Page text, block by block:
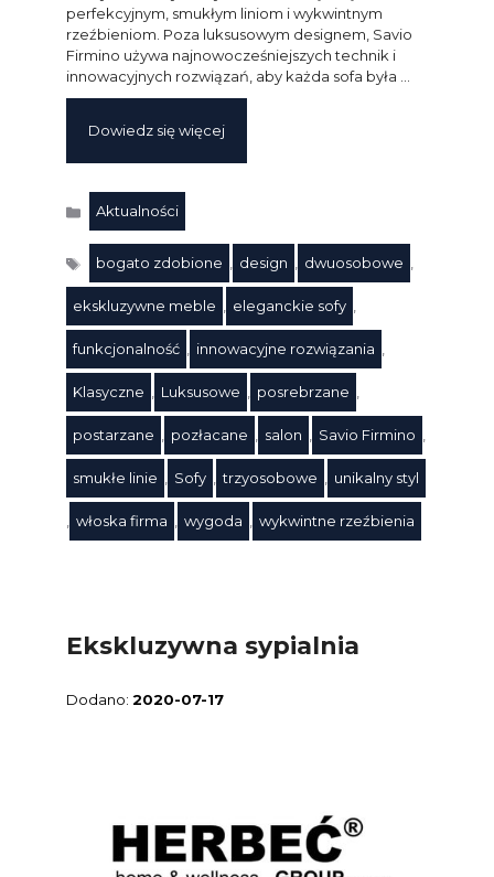
perfekcyjnym, smukłym liniom i wykwintnym
rzeźbieniom. Poza luksusowym designem, Savio
Firmino używa najnowocześniejszych technik i
innowacyjnych rozwiązań, aby każda sofa była …
Dowiedz się więcej
Kategorie
Aktualności
Tagi
bogato zdobione design dwuosobowe
ekskluzywne meble eleganckie sofy
funkcjonalność innowacyjne rozwiązania
Klasyczne Luksusowe posrebrzane
postarzane pozłacane salon Savio Firmino
smukłe linie Sofy trzyosobowe unikalny styl
włoska firma wygoda wykwintne rzeźbienia
Ekskluzywna sypialnia
2020-07-17